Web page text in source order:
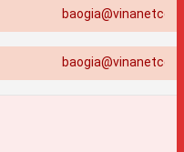
baogia@vinanetco.com
baogia@vinanetco.com